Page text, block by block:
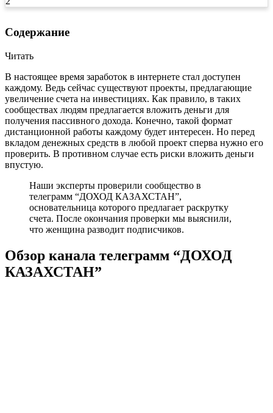
Содержание
Читать
В настоящее время заработок в интернете стал доступен
каждому. Ведь сейчас существуют проекты, предлагающие
увеличение счета на инвестициях. Как правило, в таких
сообществах людям предлагается вложить деньги для
получения пассивного дохода. Конечно, такой формат
дистанционной работы каждому будет интересен. Но перед
вкладом денежных средств в любой проект сперва нужно его
проверить. В противном случае есть риски вложить деньги
впустую.
Наши эксперты проверили сообщество в
телеграмм “ДОХОД КАЗАХСТАН”,
основательница которого предлагает раскрутку
счета. После окончания проверки мы выяснили,
что женщина разводит подписчиков.
Обзор канала телеграмм “ДОХОД
КАЗАХСТАН”